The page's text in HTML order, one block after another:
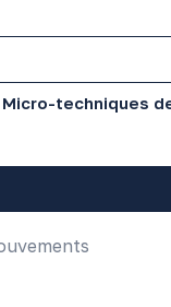
techniques